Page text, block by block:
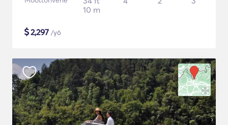
10 m
$2,297 /yö